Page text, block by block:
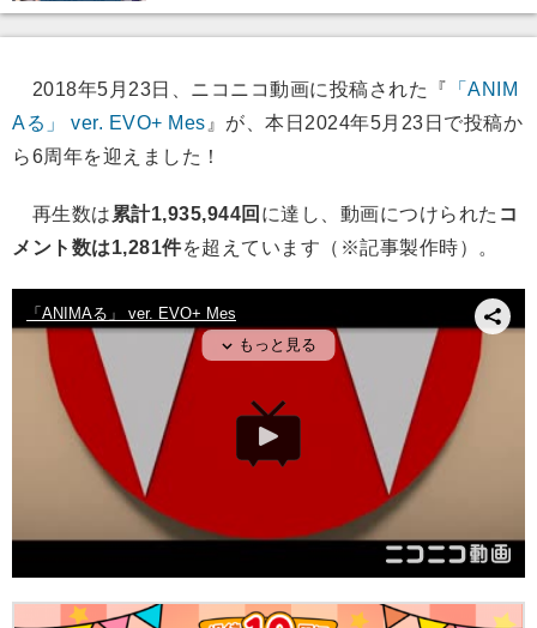
2018年5月23日、ニコニコ動画に投稿された『 「ANIM
Aる」 ver. EVO+ Mes 』が、本日2024年5月23日で投稿か
ら6周年を迎えました！
再生数は 累計1,935,944回 に達し、動画につけられた コ
メント数は1,281件を超えています（※記事製作時）。